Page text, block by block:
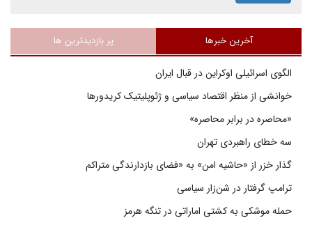
آخرین خبرها پر بازدیدترین ها
الگوی اسرائیلی اوکراین در قبال ایران
خوانشی از منظر اقتصاد سیاسی و ژئوپلیتیک کریدورها
«محاصره در برابر محاصره»
سه خطای راهبردی تهران
گذار خزر از «حاشیه امن» به «فضای بازدارندگی متراکم
ترامپ گرفتار در شن‌زار سیاسی
حمله موشکی به کشتی اماراتی در تنگه هرمز